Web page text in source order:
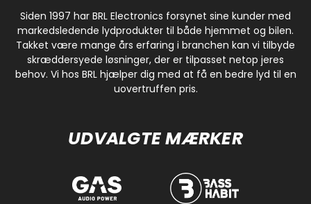
Siden 1997 har BRL Electronics forsynet sine kunder med
markedsledende lydprodukter til både hjemmet og bilen.
Takket være mange års erfaring i branchen kan vi tilbyde
skræddersyede løsninger, der er tilpasset netop jeres
behov. Vi hos BRL hjælper dig med at få en bedre lyd til en
uovertruffen pris.
UDVALGTE MÆRKER